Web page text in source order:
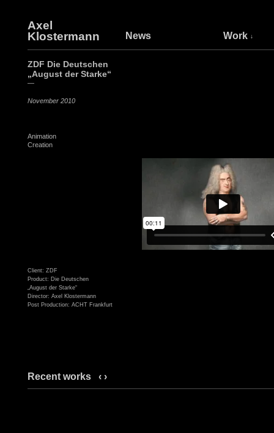
Axel
Klostermann
News Work
ZDF Die Deutschen
„August der Starke“
—
November 2010
Animation
Creation
Client: ZDF
Product: Die Deutschen
„August der Starke“
Director: Axel Klostermann
Post Production: ACHT Frankfurt
Recent works ‹ ›